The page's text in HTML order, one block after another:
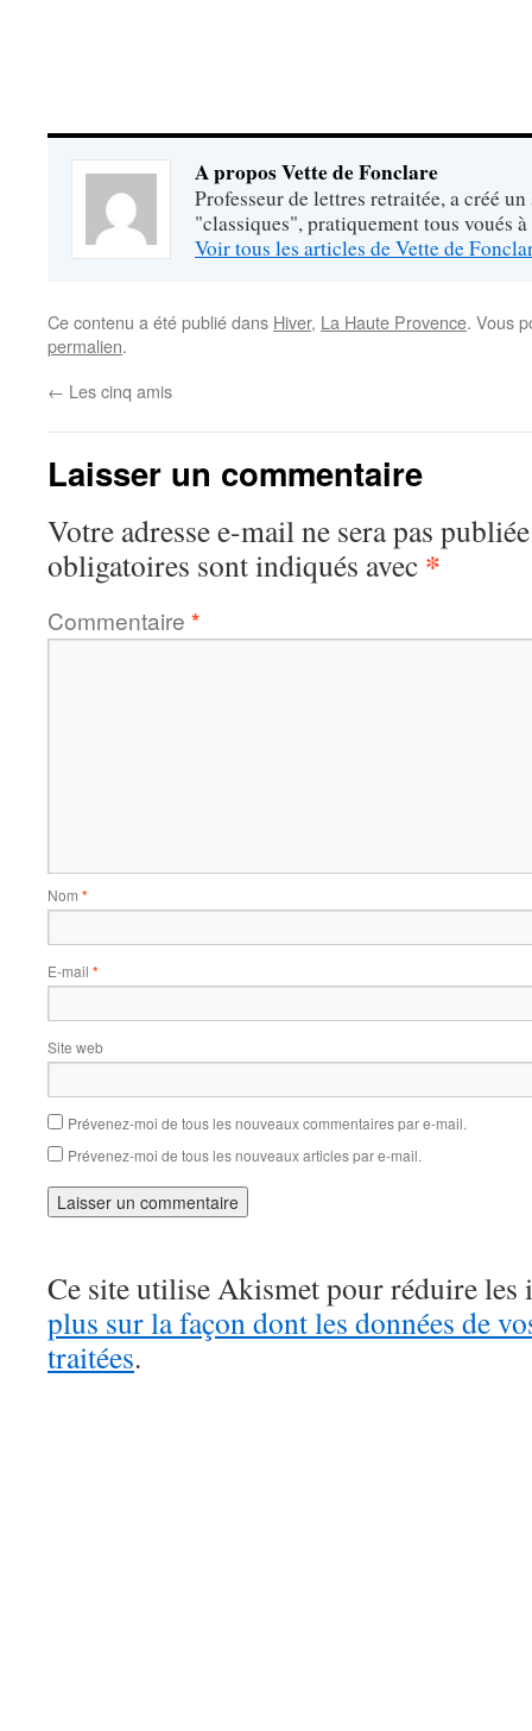
A propos Vette de Fonclare
Professeur de lettres retraitée, a créé
"classiques", pratiquement tous voués
Voir tous les articles de Vette de
Ce contenu a été publié dans Hiver, La Haute Provence. Vous
permalien.
← Les cinq amis
Laisser un commentaire
Votre adresse e-mail ne sera pas
obligatoires sont indiqués avec *
Commentaire *
Nom *
E-mail *
Site web
Prévenez-moi de tous les nouveaux commentaires par e-mail.
Prévenez-moi de tous les nouveaux articles par e-mail.
Ce site utilise Akismet pour réduire les
plus sur la façon dont les données de
traitées.